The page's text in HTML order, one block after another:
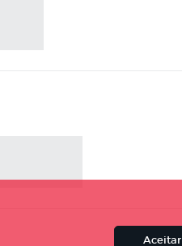
Aceitar